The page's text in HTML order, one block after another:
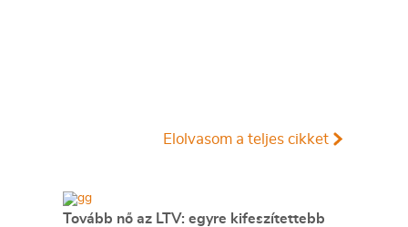
Elolvasom a teljes cikket
Tovább nő az LTV: egyre kifeszítettebb